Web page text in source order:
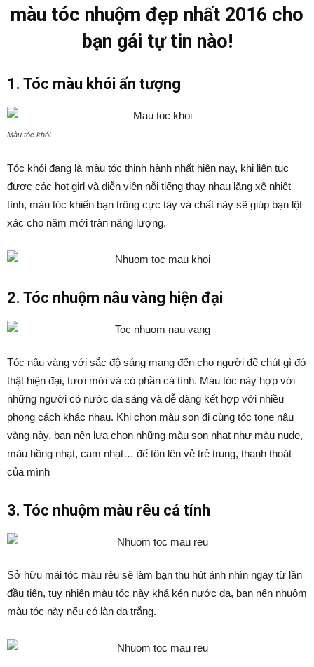
màu tóc nhuộm đẹp nhất 2016 cho
bạn gái tự tin nào!
1. Tóc màu khói ấn tượng
Màu tóc khói
Tóc khói đang là màu tóc thịnh hành nhất hiện nay, khi liên tục
được các hot girl và diễn viên nỗi tiếng thay nhau lăng xê nhiệt
tình, màu tóc khiến bạn trông cực tây và chất này sẽ giúp bạn lột
xác cho năm mới tràn năng lượng.
2. Tóc nhuộm nâu vàng hiện đại
Tóc nâu vàng với sắc độ sáng mang đến cho người để chút gì đó
thật hiện đại, tươi mới và có phần cá tính. Màu tóc này hợp với
những người có nước da sáng và dễ dàng kết hợp với nhiều
phong cách khác nhau. Khi chọn màu son đi cùng tóc tone nâu
vàng này, bạn nên lựa chọn những màu son nhạt như màu nude,
màu hồng nhạt, cam nhạt… để tôn lên vẻ trẻ trung, thanh thoát
của mình
3. Tóc nhuộm màu rêu cá tính
Sở hữu mái tóc màu rêu sẽ làm bạn thu hút ánh nhìn ngay từ lần
đầu tiên, tuy nhiên màu tóc này khá kén nước da, bạn nên nhuộm
màu tóc này nếu có làn da trắng.